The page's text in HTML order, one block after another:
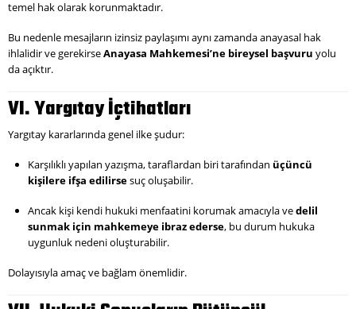
temel hak olarak korunmaktadır.
Bu nedenle mesajların izinsiz paylaşımı aynı zamanda anayasal hak
ihlalidir ve gerekirseAnayasa Mahkemesi’ne bireysel başvuru yolu
da açıktır.
VI. Yargıtay İçtihatları
Yargıtay kararlarında genel ilke şudur:
Karşılıklı yapılan yazışma, taraflardan biri tarafından üçüncü
kişilere ifşa edilirsesuç oluşabilir.
Ancak kişi kendi hukuki menfaatini korumak amacıyla vedelil
sunmak için mahkemeye ibraz ederse, bu durum hukuka
uygunluk nedeni oluşturabilir.
Dolayısıyla amaç ve bağlam önemlidir.